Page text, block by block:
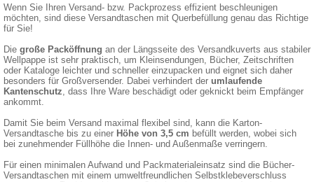
Wenn Sie Ihren Versand- bzw. Packprozess effizient beschleunigen
möchten, sind diese Versandtaschen mit Querbefüllung genau das Richtige
für Sie!
Die große Packöffnung an der Längsseite des Versandkuverts aus stabiler
Wellpappe ist sehr praktisch, um Kleinsendungen, Bücher, Zeitschriften
oder Kataloge leichter und schneller einzupacken und eignet sich daher
besonders für Großversender. Dabei verhindert der umlaufende
Kantenschutz, dass Ihre Ware beschädigt oder geknickt beim Empfänger
ankommt.
Damit Sie beim Versand maximal flexibel sind, kann die Karton-
Versandtasche bis zu einer Höhe von 3,5 cm befüllt werden, wobei sich
bei zunehmender Füllhöhe die Innen- und Außenmaße verringern.
Für einen minimalen Aufwand und Packmaterialeinsatz sind die Bücher-
Versandtaschen mit einem umweltfreundlichen Selbstklebeverschluss